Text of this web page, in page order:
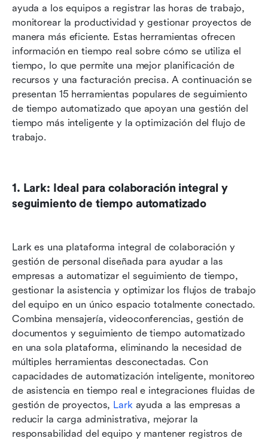
ayuda a los equipos a registrar las horas de trabajo,
monitorear la productividad y gestionar proyectos de
manera más eficiente. Estas herramientas ofrecen
información en tiempo real sobre cómo se utiliza el
tiempo, lo que permite una mejor planificación de
recursos y una facturación precisa. A continuación se
presentan 15 herramientas populares de seguimiento
de tiempo automatizado que apoyan una gestión del
tiempo más inteligente y la optimización del flujo de
trabajo.
1. Lark: Ideal para colaboración integral y
seguimiento de tiempo automatizado
Lark es una plataforma integral de colaboración y
gestión de personal diseñada para ayudar a las
empresas a automatizar el seguimiento de tiempo,
gestionar la asistencia y optimizar los flujos de trabajo
del equipo en un único espacio totalmente conectado.
Combina mensajería, videoconferencias, gestión de
documentos y seguimiento de tiempo automatizado
en una sola plataforma, eliminando la necesidad de
múltiples herramientas desconectadas. Con
capacidades de automatización inteligente, monitoreo
de asistencia en tiempo real e integraciones fluidas de
gestión de proyectos, Lark ayuda a las empresas a
reducir la carga administrativa, mejorar la
responsabilidad del equipo y mantener registros de